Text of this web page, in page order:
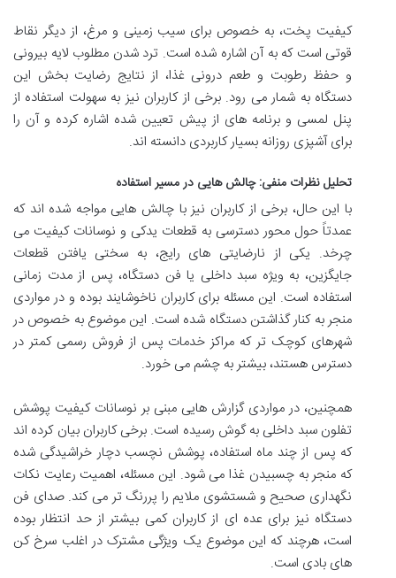
کیفیت پخت، به خصوص برای سیب زمینی و مرغ، از دیگر نقاط
قوتی است که به آن اشاره شده است. ترد شدن مطلوب لایه بیرونی
و حفظ رطوبت و طعم درونی غذا، از نتایج رضایت بخش این
دستگاه به شمار می رود. برخی از کاربران نیز به سهولت استفاده از
پنل لمسی و برنامه های از پیش تعیین شده اشاره کرده و آن را
برای آشپزی روزانه بسیار کاربردی دانسته اند.
تحلیل نظرات منفی: چالش هایی در مسیر استفاده
با این حال، برخی از کاربران نیز با چالش هایی مواجه شده اند که
عمدتاً حول محور دسترسی به قطعات یدکی و نوسانات کیفیت می
چرخد. یکی از نارضایتی های رایج، به سختی یافتن قطعات
جایگزین، به ویژه سبد داخلی یا فن دستگاه، پس از مدت زمانی
استفاده است. این مسئله برای کاربران ناخوشایند بوده و در مواردی
منجر به کنار گذاشتن دستگاه شده است. این موضوع به خصوص در
شهرهای کوچک تر که مراکز خدمات پس از فروش رسمی کمتر در
دسترس هستند، بیشتر به چشم می خورد.
همچنین، در مواردی گزارش هایی مبنی بر نوسانات کیفیت پوشش
تفلون سبد داخلی به گوش رسیده است. برخی کاربران بیان کرده اند
که پس از چند ماه استفاده، پوشش نچسب دچار خراشیدگی شده
که منجر به چسبیدن غذا می شود. این مسئله، اهمیت رعایت نکات
نگهداری صحیح و شستشوی ملایم را پررنگ تر می کند. صدای فن
دستگاه نیز برای عده ای از کاربران کمی بیشتر از حد انتظار بوده
است، هرچند که این موضوع یک ویژگی مشترک در اغلب سرخ کن
های بادی است.